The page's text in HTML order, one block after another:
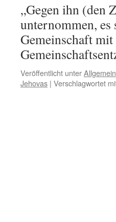
„Gegen ihn (den
unternommen, es
Gemeinschaft mit
Veröffentlicht unterAllgemein
Jehovas | Verschlagwortet